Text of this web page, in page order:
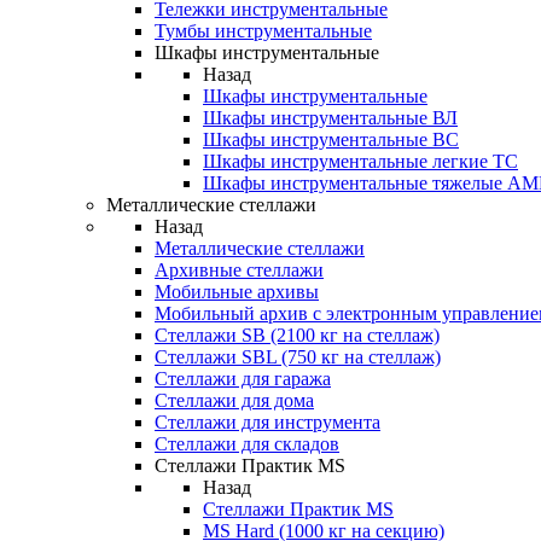
Тележки инструментальные
Тумбы инструментальные
Шкафы инструментальные
Назад
Шкафы инструментальные
Шкафы инструментальные ВЛ
Шкафы инструментальные ВС
Шкафы инструментальные легкие ТС
Шкафы инструментальные тяжелые
Металлические стеллажи
Назад
Металлические стеллажи
Архивные стеллажи
Мобильные архивы
Мобильный архив с электронным
Стеллажи SB (2100 кг на стеллаж)
Стеллажи SBL (750 кг на стеллаж)
Стеллажи для гаража
Стеллажи для дома
Стеллажи для инструмента
Стеллажи для складов
Стеллажи Практик MS
Назад
Стеллажи Практик MS
MS Hard (1000 кг на секцию)